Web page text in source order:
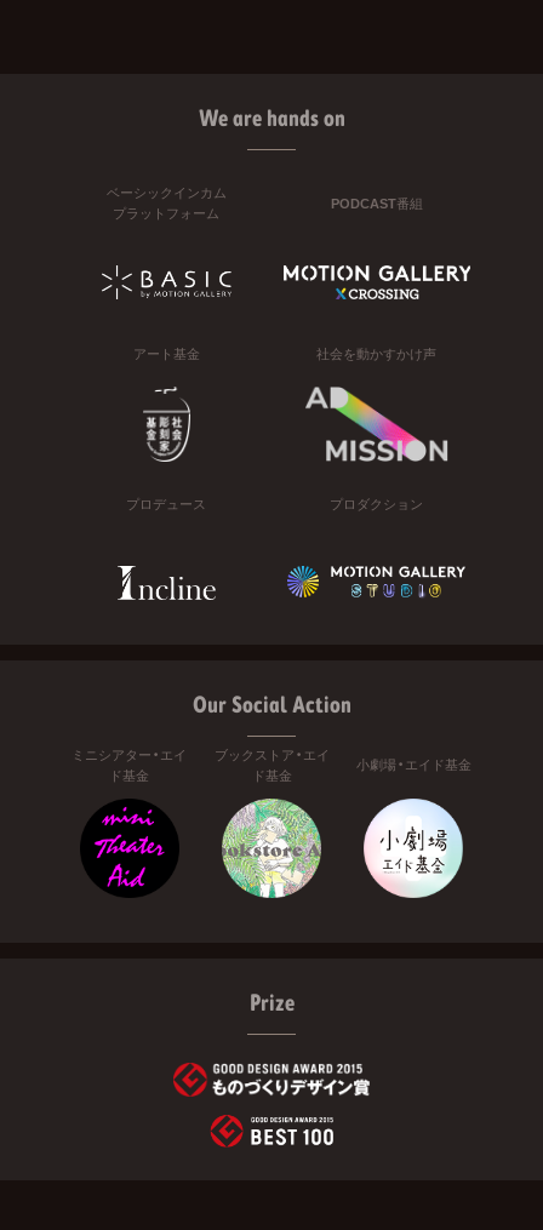
We are hands on
ベーシックインカム
プラットフォーム
PODCAST番組
アート基金 社会を動かすかけ声
プロデュース プロダクション
Our Social Action
ミニシアター・エイ
ド基金
ブックストア・エイ
ド基金
小劇場・エイド基金
Prize